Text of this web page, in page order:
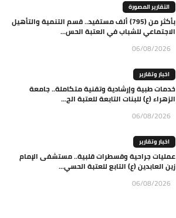
التقارير المصورة
بأكثر من (795) ألف مستفيد.. قسم التنمية والتأهيل
الاجتماعي للشباب في العتبة الحس...
06/08/2026
اخبار وتقارير
خدمات طبية وإرشادية وتقنية متكاملة.. جامعة
الزهراء (ع) للبنات التابعة للعتبة الح...
06/08/2026
اخبار وتقارير
عمليات جراحية وقسطرات قلبية.. مستشفى الإمام
زين العابدين (ع) التابع للعتبة الحسي...
06/08/2026